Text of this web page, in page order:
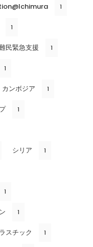
1
1
民緊急支援 1
1
カンボジア 1
1
シリア 1
1
1
スチック 1